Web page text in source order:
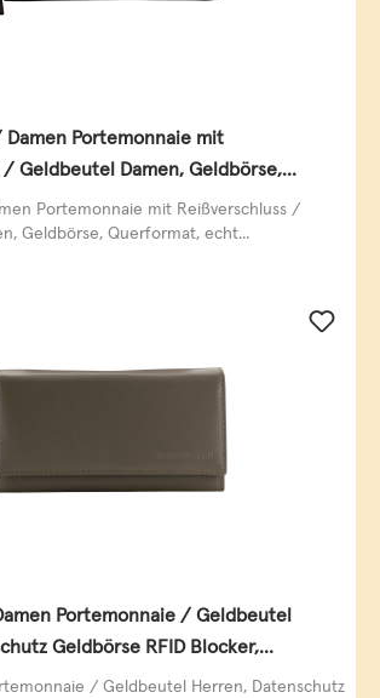
Portemonnaie mit
/ Geldbeutel Damen, Geldbörse,
Leder, black/white/red
Portemonnaie mit Reißverschluss /
Geldbörse, Querformat, echt...
Portemonnaie / Geldbeutel
Geldbörse RFID Blocker,
Leder, taupe/ Geldbeutel Herren, Datenschutz